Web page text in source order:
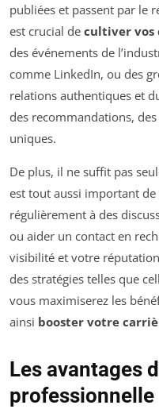
publiées et passent par le
est crucial de cultiver vos
des événements de
comme LinkedIn, ou des
relations authentiques et
des recommandations,
uniques.
De plus, il ne suffit pas
est tout aussi important
régulièrement à des
ou aider un contact en
visibilité et votre
des stratégies telles que
vous maximiserez les
ainsi booster votre
Les avantages
professionnelle